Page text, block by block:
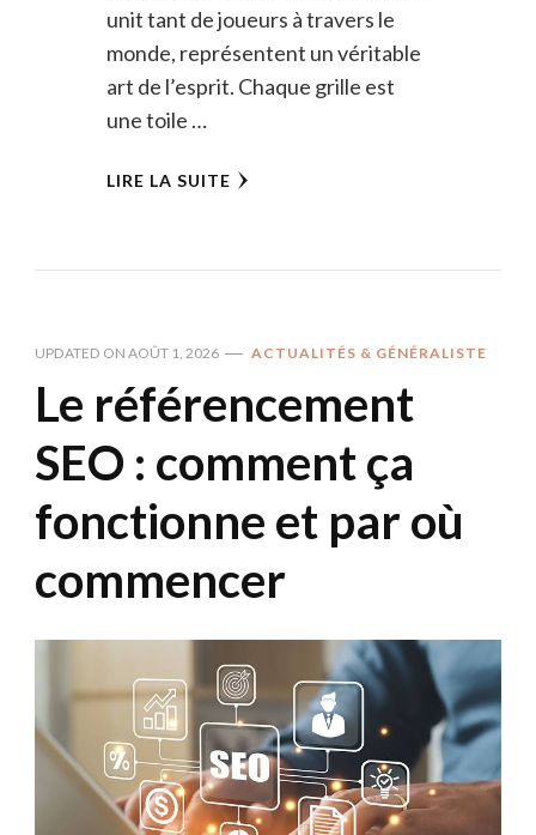
unit tant de joueurs à travers le
monde, représentent un véritable
art de l’esprit. Chaque grille est
une toile …
LIRE LA SUITE
UPDATED ON AOÛT 1, 2026 ACTUALITÉS & GÉNÉRALISTE
Le référencement
SEO : comment ça
fonctionne et par où
commencer